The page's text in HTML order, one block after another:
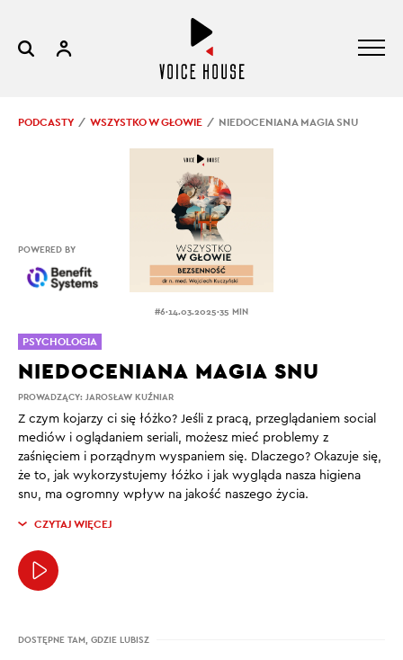
PODCASTY WSZYSTKO W GŁOWIE NIEDOCENIANA MAGIA SNU
#6.14.03.2025.35 MIN
POWERED BY
PROWADZĄCY: JAROSŁAW KUŹNIAR
NIEDOCENIANA MAGIA SNU
Z czym kojarzy ci się łóżko? Jeśli z pracą, przeglądaniem social
mediów i oglądaniem seriali, możesz mieć problemy z
zaśnięciem i porządnym wyspaniem się. Dlaczego? Okazuje się,
że to, jak wykorzystujemy łóżko i jak wygląda nasza higiena
snu, ma ogromny wpływ na jakość naszego życia.
CZYTAJ WIĘCEJ
DOSTĘPNE TAM, GDZIE LUBISZ
PSYCHOLOGIA